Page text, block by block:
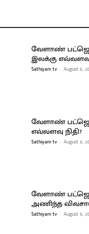
வேளாண்
இலக்கு
Sathiyam tv - August 6,
வேளாண்
எவ்வளவு நிதி?
Sathiyam tv - August 6,
வேளாண்
அணிந்த
Sathiyam tv - August 6,